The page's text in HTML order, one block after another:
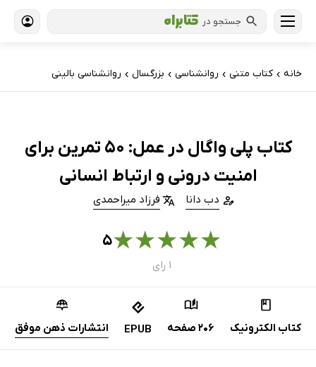
جستجو در
خانه › کتاب‌ متنی › روانشناسی › بزرگسال › روانشناسی بالینی
کتاب پلی واگال در عمل: 50 تمرین برای
امنیت درونی و ارتباط انسانی
دب دانا فرزاد میراحمدی
★
★
★
★
★۵
۱ رای
کتاب الکترونیک 206 صفحه EPUB انتشارات ذهن موفق